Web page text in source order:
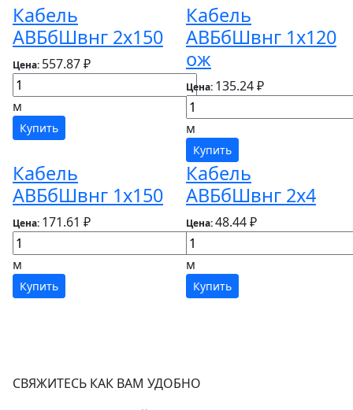
Кабель
АВБбШвнг 2х150
Цена: 557.87 ₽
м
Купить
Кабель
АВБбШвнг 1х120
ож
Цена: 135.24 ₽
м
Купить
Кабель
АВБбШвнг 1х150
Цена: 171.61 ₽
м
Купить
Кабель
АВБбШвнг 2х4
Цена:48.44 ₽
м
Купить
СВЯЖИТЕСЬ КАК ВАМ УДОБНО